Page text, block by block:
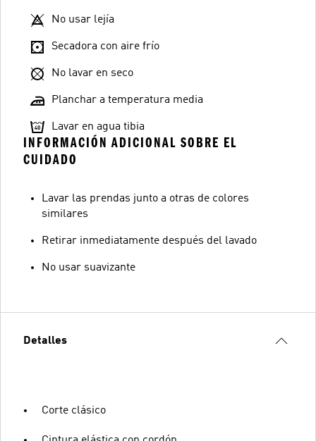
No usar lejía
Secadora con aire frío
No lavar en seco
Planchar a temperatura media
Lavar en agua tibia
INFORMACIÓN ADICIONAL SOBRE EL
CUIDADO
Lavar las prendas junto a otras de colores
similares
Retirar inmediatamente después del lavado
No usar suavizante
Detalles
Corte clásico